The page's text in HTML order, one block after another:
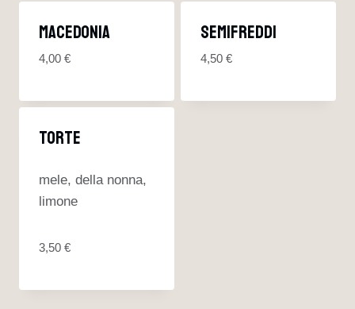
Macedonia
4,00 €
Semifreddi
4,50 €
Torte
mele, della nonna,
limone
3,50 €